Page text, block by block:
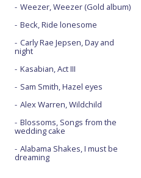
Weezer, Weezer (Gold album)
Beck, Ride lonesome
Carly Rae Jepsen, Day and
night
Kasabian, Act III
Sam Smith, Hazel eyes
Alex Warren, Wildchild
Blossoms, Songs from the
wedding cake
Alabama Shakes, I must be
dreaming